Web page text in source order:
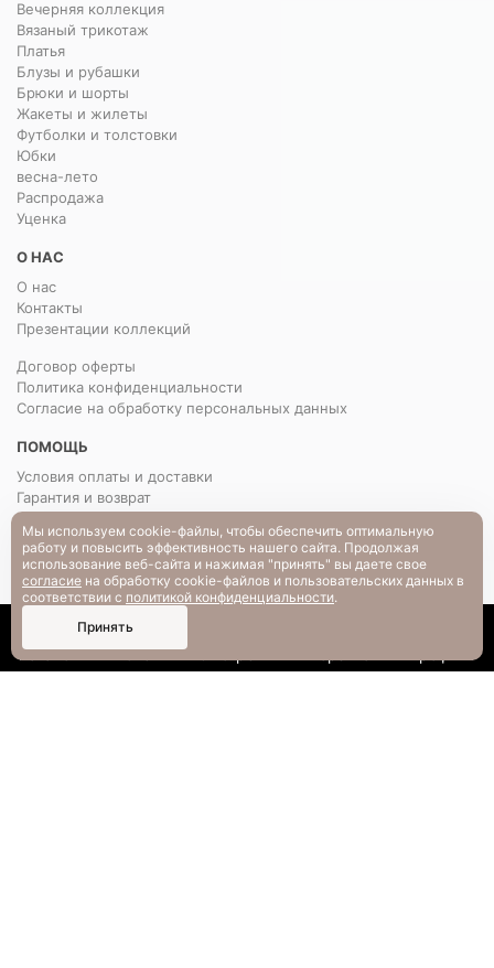
Каталог Поиск
Вечерняя коллекция
Вязаный трикотаж
Платья
Блузы и рубашки
Брюки и шорты
Жакеты и жилеты
Футболки и толстовки
Юбки
весна-лето
Распродажа
Уценка
О НАС
О нас
Контакты
Презентации коллекций
Договор оферты
Политика конфиденциальности
Согласие на обработку персональных данных
ПОМОЩЬ
Условия оплаты и доставки
Гарантия и возврат
РАЗМЕРНАЯ СЕТКА
Вопрос-ответ
Мы используем cookie-файлы, чтобы обеспечить оптимальную
работу и повысить эффективность нашего сайта. Продолжая
использование веб-сайта и нажимая "принять" вы даете свое
согласие на обработку cookie-файлов и пользовательских данных в
соответствии с политикой конфиденциальности.
Принять